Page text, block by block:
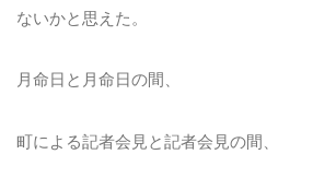
ないかと思えた。
月命日と月命日の間、
町による記者会見と記者会見の間、